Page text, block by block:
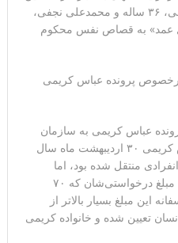
دو زندانی که هویتشان عباس کریمی، ۳۶ ساله و محمدعلی نجفی،
عمد» به قصاص نفس محکوم
پرونده عباس کریمی
عباس کریمی به سازمان
حقوق بشر ایران گفته بود: «عباس کریمی ۳۰ اردیبهشت ماه سال
منتقل شده بود، اما
خانواده شکات به او مهلت دادند تا مبلغ درخواستی‌شان که ۷۰
این مبلغ بسیار بالاتر از
تعیین شده و خانواده کریمی